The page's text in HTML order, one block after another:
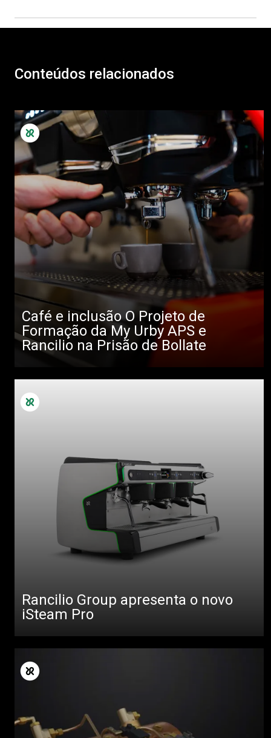
Conteúdos relacionados
Café e inclusão O Projeto de
Formação da My Urby APS e
Rancilio na Prisão de Bollate
Rancilio Group apresenta o novo
iSteam Pro